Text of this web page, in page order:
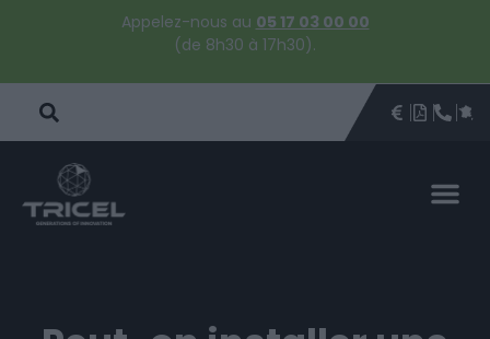
Appelez-nous au 05 17 03 00 00
(de 8h30 à 17h30).
DEVISÊTRE